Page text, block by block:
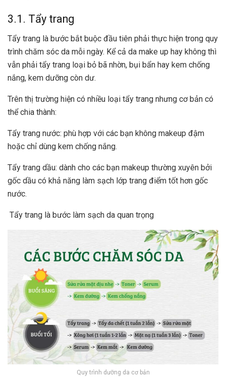
3.1. Tẩy trang
Tẩy trang là bước bắt buộc đầu tiên phải thực hiện trong quy
trình chăm sóc da mỗi ngày. Kể cả da make up hay không thì
vẫn phải tẩy trang loại bỏ bã nhờn, bụi bẩn hay kem chống
nắng, kem dưỡng còn dư.
Trên thị trường hiện có nhiều loại tẩy trang nhưng cơ bản có
thể chia thành:
Tẩy trang nước: phù hợp với các bạn không makeup đậm
hoặc chỉ dùng kem chống nắng.
Tẩy trang dầu: dành cho các bạn makeup thường xuyên bởi
gốc dầu có khả năng làm sạch lớp trang điểm tốt hơn gốc
nước.
Tẩy trang là bước làm sạch da quan trọng
Quy trình dưỡng da cơ bản